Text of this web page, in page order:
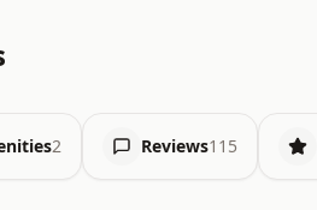
2 Reviews115